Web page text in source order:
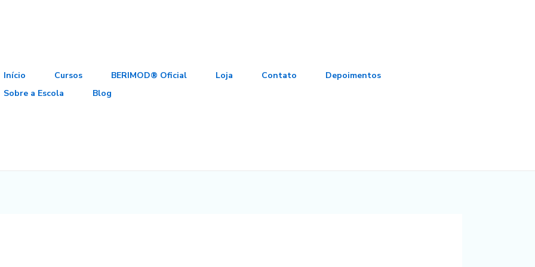
Início Cursos BERIMOD® Oficial Loja Contato
Depoimentos
Sobre a Escola
Blog